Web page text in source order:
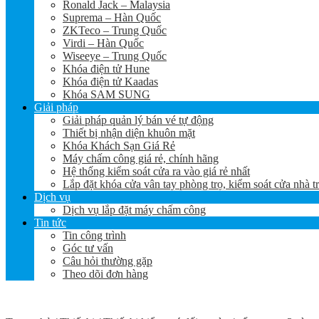
Ronald Jack – Malaysia
Suprema – Hàn Quốc
ZKTeco – Trung Quốc
Virdi – Hàn Quốc
Wiseeye – Trung Quốc
Khóa điện tử Hune
Khóa điện tử Kaadas
Khóa SAM SUNG
Giải pháp
Giải pháp quản lý bán vé tự động
Thiết bị nhận diện khuôn mặt
Khóa Khách Sạn Giá Rẻ
Máy chấm công giá rẻ, chính hãng
Hệ thống kiểm soát cửa ra vào giá rẻ nhất
Lắp đặt khóa cửa vân tay phòng trọ, kiểm soát cửa nhà
Dịch vụ
Dịch vụ lắp đặt máy chấm công
Tin tức
Tin công trình
Góc tư vấn
Câu hỏi thường gặp
Theo dõi đơn hàng